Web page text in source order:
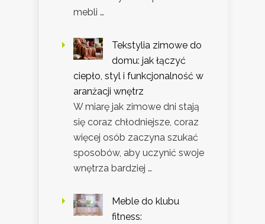
mebli …
Tekstylia zimowe do
domu: jak łączyć
ciepło, styl i funkcjonalność w
aranżacji wnętrz
W miarę jak zimowe dni stają
się coraz chłodniejsze, coraz
więcej osób zaczyna szukać
sposobów, aby uczynić swoje
wnętrza bardziej …
Meble do klubu
fitness: